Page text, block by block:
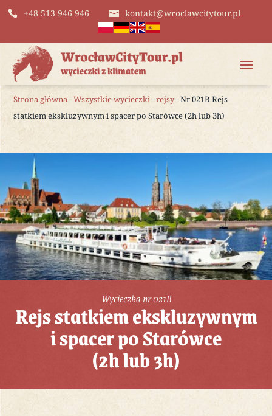
+48 513 946 946 kontakt@wroclawcitytour.pl
Strona główna-Wszystkie wycieczki-rejsy- Nr 021B Rejs
statkiem ekskluzywnym i spacer po Starówce (2h lub 3h)
Wycieczka nr 021B
Rejs statkiem ekskluzywnym
i spacer po Starówce
(2h lub 3h)